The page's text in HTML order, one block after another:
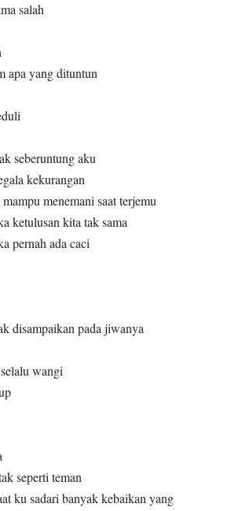
salah
apa yang dituntun
seberuntung aku
kekurangan
menemani saat terjemu
ketulusan kita tak sama
pernah ada caci
disampaikan pada jiwanya
wangi
seperti teman
ku sadari banyak kebaikan yang